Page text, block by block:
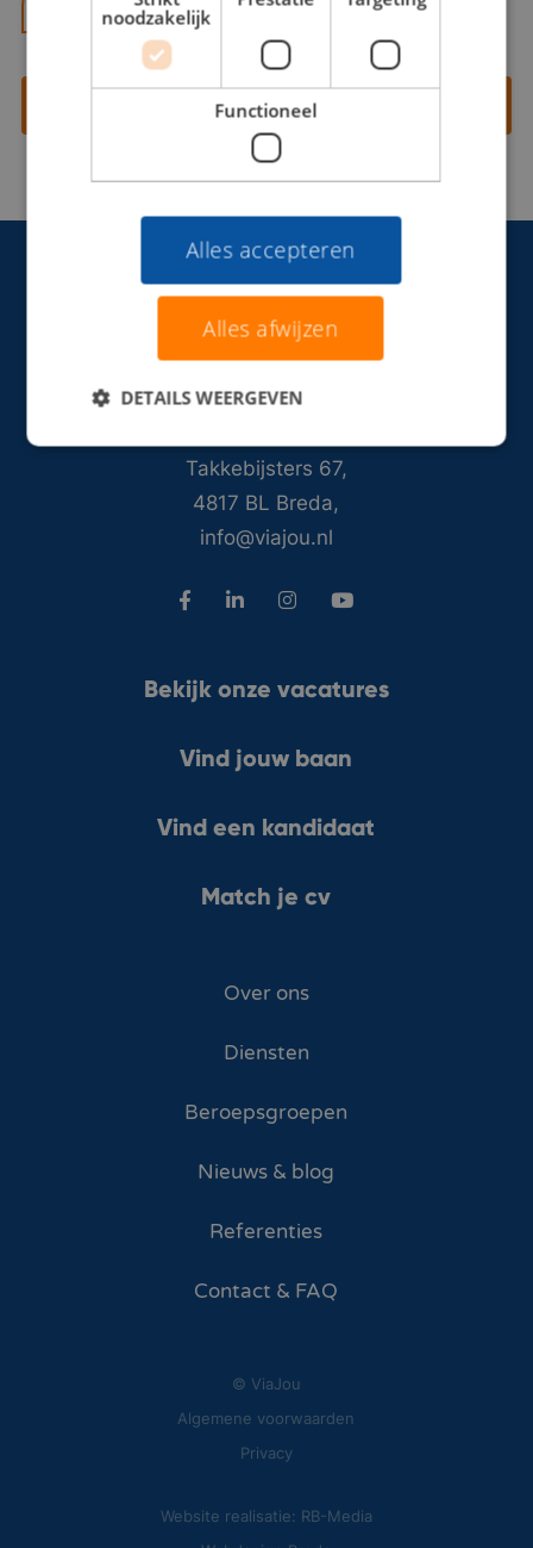
06 13 28 62 71
Contact opnemen
Takkebijsters 67,
4817 BL Breda,
info@viajou.nl
Bekijk onze vacatures
Vind jouw baan
Vind een kandidaat
Match je cv
Over ons
Diensten
Beroepsgroepen
Nieuws & blog
Referenties
Contact & FAQ
© ViaJou
Algemene voorwaarden
Privacy
Website realisatie: RB-Media
noodzakelijk
Functioneel
Alles accepteren
Alles afwijzen
DETAILS WEERGEVEN